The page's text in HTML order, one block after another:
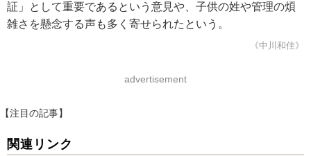
証」として重要であるという意見や、子供の姓や管理の煩
雑さを懸念する声も多く寄せられたという。
《中川和佳》
advertisement
【注目の記事】
関連リンク